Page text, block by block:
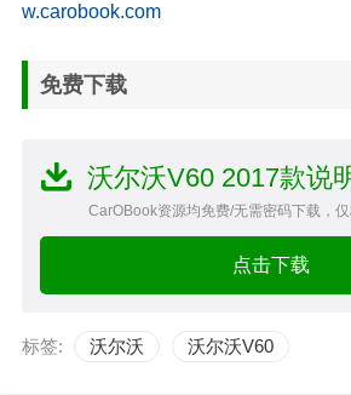
w.carobook.com
免费下载
沃尔沃V60 2017款说
CarOBook资源均免费/无需密码下载，仅
点击下载
标签: 沃尔沃 沃尔沃V60